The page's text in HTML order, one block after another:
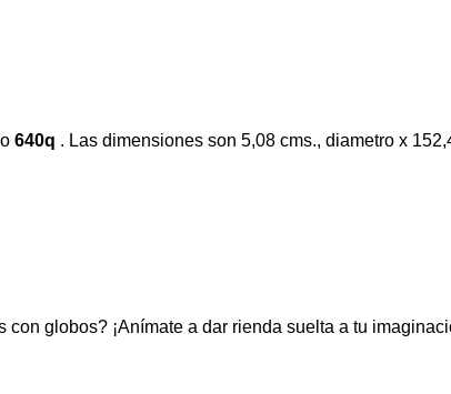
640q . Las dimensiones son 5,08 cms., diametro x
globos? ¡Anímate a dar rienda suelta a tu